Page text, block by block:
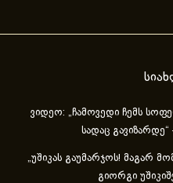
ვიდეო: „ჩამოვედი ჩემს
სადაც
„უშიკას გაუმარჯოს! მაგარ
გიორგი